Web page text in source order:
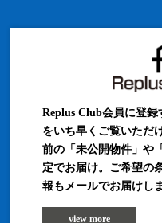
Replus Club会員に登
をいち早くご覧いただ
前の「未公開物件」や
定でお届け。ご希望の
報もメールでお届けし
view more